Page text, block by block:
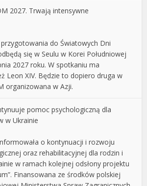
2027. Trwają intensywne
do Światowych Dni
się w Seulu w Korei Południowej
2027 roku. W spotkaniu ma
Leon XIV. Będzie to dopiero druga w
organizowana w Azji.
pomoc psychologiczną dla
w Ukrainie
o kontynuacji i rozwoju
oraz rehabilitacyjnej dla rodzin i
w ramach kolejnej odsłony projektu
Finansowana ze środków polskiej